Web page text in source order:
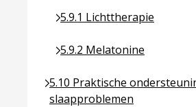
5.9.1 Lichttherapie
Ga naar pagina over 5.9.1
5.9.2 Melatonine
Ga naar pagina over 5.9.2
5.10 Praktische
slaapproblemen
Ga naar pagina over 5.10